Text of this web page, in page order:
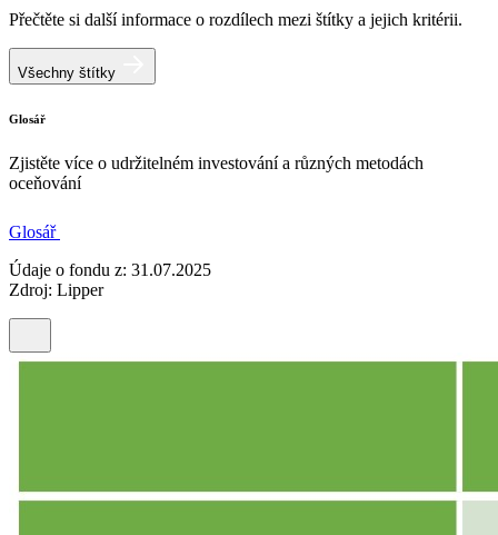
Přečtěte si další informace o rozdílech mezi štítky a jejich kritérii.
Všechny štítky
Glosář
Zjistěte více o udržitelném investování a různých metodách
oceňování
Glosář
Údaje o fondu z: 31.07.2025
Zdroj: Lipper